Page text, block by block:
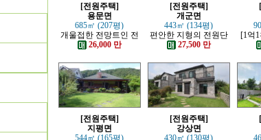
[전원주택]
용문면
685㎡ (207평)
개울접한 전망트인 전
원주택
26,000 만
[전원주택]
개군면
443㎡ (134평)
편안한 지형의 전원단
지 내의 주택
27,500 만
[1억
고 력
[전원주택]
지평면
544㎡ (165평)
[전원주택]
강상면
430㎡ (130평)